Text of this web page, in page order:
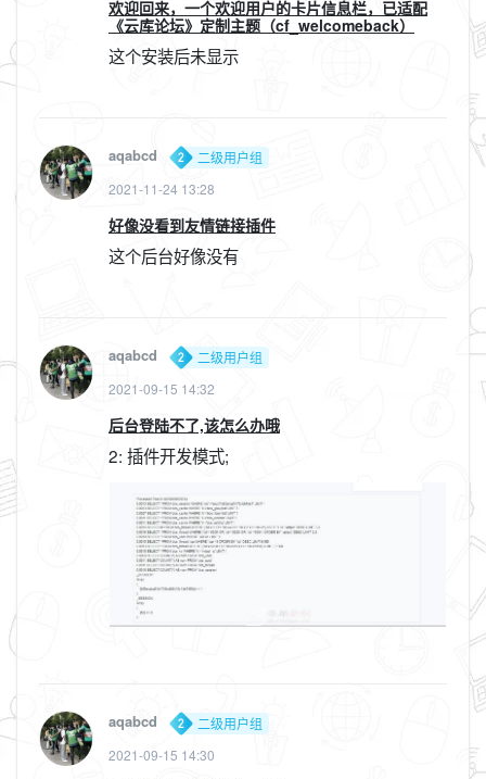
欢迎回来，一个欢迎用户的卡片信息栏，已适配
《云库论坛》定制主题（cf_welcomeback）
这个安装后未显示
aqabcd
二级用户组
2021-11-24 13:28
好像没看到友情链接插件
这个后台好像没有
aqabcd
二级用户组
2021-09-15 14:32
后台登陆不了,该怎么办哦
2: 插件开发模式;
aqabcd
二级用户组
2021-09-15 14:30